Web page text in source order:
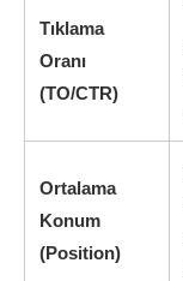
Tıklama
Oranı
(TO/CTR)
Ortalama
Konum
(Position)